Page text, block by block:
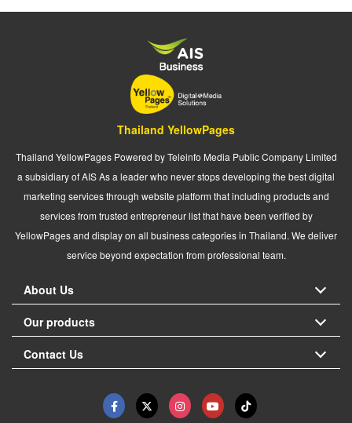
Thailand YellowPages
Thailand YellowPages Powered by Teleinfo Media Public Company Limited
a subsidiary of AIS As a leader who never stops developing the best digital
marketing services through website platform that including products and
services from trusted entrepreneur list that have been verified by
YellowPages and display on all business categories in Thailand. We deliver
service beyond expectation from professional team.
About Us
Our products
Contact Us